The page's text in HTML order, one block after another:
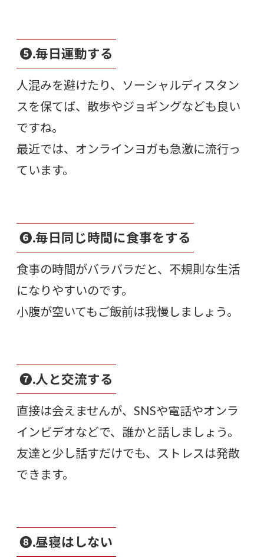
❺.毎日運動する
人混みを避けたり、ソーシャルディスタン
スを保てば、散歩やジョギングなども良い
ですね。
最近では、オンラインヨガも急激に流行っ
ています。
❻.毎日同じ時間に食事をする
食事の時間がバラバラだと、不規則な生活
になりやすいのです。
小腹が空いてもご飯前は我慢しましょう。
❼.人と交流する
直接は会えませんが、SNSや電話やオンラ
インビデオなどで、誰かと話しましょう。
友達と少し話すだけでも、ストレスは発散
できます。
❽.昼寝はしない